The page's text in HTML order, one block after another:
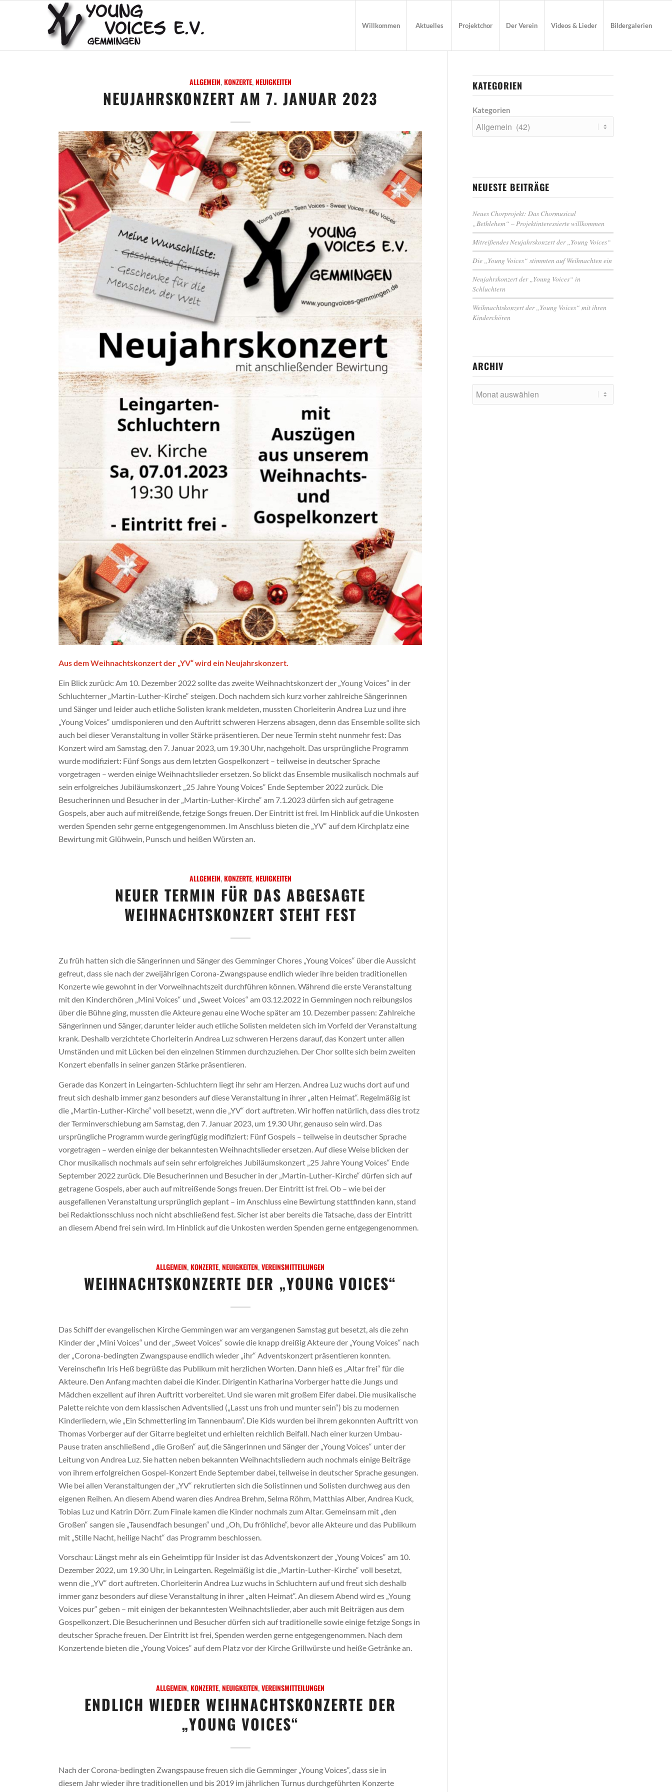
Willkommen Aktuelles Projektchor Der Verein Videos & Lieder Bildergalerien
ALLGEMEIN,KONZERTE,NEUIGKEITEN
NEUJAHRSKONZERT AM 7. JANUAR 2023
Aus dem Weihnachtskonzert der „YV“ wird ein Neujahrskonzert.
Ein Blick zurück: Am 10. Dezember 2022 sollte das zweite Weihnachtskonzert der „Young Voices“ in der
Schluchterner „Martin-Luther-Kirche“ steigen. Doch nachdem sich kurz vorher zahlreiche Sängerinnen
und Sänger und leider auch etliche Solisten krank meldeten, mussten Chorleiterin Andrea Luz und ihre
„Young Voices“ umdisponieren und den Auftritt schweren Herzens absagen, denn das Ensemble sollte sich
auch bei dieser Veranstaltung in voller Stärke präsentieren. Der neue Termin steht nunmehr fest: Das
Konzert wird am Samstag, den 7. Januar 2023, um 19.30 Uhr, nachgeholt. Das ursprüngliche Programm
wurde modifiziert: Fünf Songs aus dem letzten Gospelkonzert – teilweise in deutscher Sprache
vorgetragen – werden einige Weihnachtslieder ersetzen. So blickt das Ensemble musikalisch nochmals auf
sein erfolgreiches Jubiläumskonzert „25 Jahre Young Voices“ Ende September 2022 zurück. Die
Besucherinnen und Besucher in der „Martin-Luther-Kirche“ am 7.1.2023 dürfen sich auf getragene
Gospels, aber auch auf mitreißende, fetzige Songs freuen. Der Eintritt ist frei. Im Hinblick auf die Unkosten
werden Spenden sehr gerne entgegengenommen. Im Anschluss bieten die „YV“ auf dem Kirchplatz eine
Bewirtung mit Glühwein, Punsch und heißen Würsten an.
ALLGEMEIN,KONZERTE,NEUIGKEITEN
NEUER TERMIN FÜR DAS ABGESAGTE
WEIHNACHTSKONZERT STEHT FEST
Zu früh hatten sich die Sängerinnen und Sänger des Gemminger Chores „Young Voices“ über die Aussicht
gefreut, dass sie nach der zweijährigen Corona-Zwangspause endlich wieder ihre beiden traditionellen
Konzerte wie gewohnt in der Vorweihnachtszeit durchführen können. Während die erste Veranstaltung
mit den Kinderchören „Mini Voices“ und „Sweet Voices“ am 03.12.2022 in Gemmingen noch reibungslos
über die Bühne ging, mussten die Akteure genau eine Woche später am 10. Dezember passen: Zahlreiche
Sängerinnen und Sänger, darunter leider auch etliche Solisten meldeten sich im Vorfeld der Veranstaltung
krank. Deshalb verzichtete Chorleiterin Andrea Luz schweren Herzens darauf, das Konzert unter allen
Umständen und mit Lücken bei den einzelnen Stimmen durchzuziehen. Der Chor sollte sich beim zweiten
Konzert ebenfalls in seiner ganzen Stärke präsentieren.
Gerade das Konzert in Leingarten-Schluchtern liegt ihr sehr am Herzen. Andrea Luz wuchs dort auf und
freut sich deshalb immer ganz besonders auf diese Veranstaltung in ihrer „alten Heimat“. Regelmäßig ist
die „Martin-Luther-Kirche“ voll besetzt, wenn die „YV“ dort auftreten. Wir hoffen natürlich, dass dies trotz
der Terminverschiebung am Samstag, den 7. Januar 2023, um 19.30 Uhr, genauso sein wird. Das
ursprüngliche Programm wurde geringfügig modifiziert: Fünf Gospels – teilweise in deutscher Sprache
vorgetragen – werden einige der bekanntesten Weihnachtslieder ersetzen. Auf diese Weise blicken der
Chor musikalisch nochmals auf sein sehr erfolgreiches Jubiläumskonzert „25 Jahre Young Voices“ Ende
September 2022 zurück. Die Besucherinnen und Besucher in der „Martin-Luther-Kirche“ dürfen sich auf
getragene Gospels, aber auch auf mitreißende Songs freuen. Der Eintritt ist frei. Ob – wie bei der
ausgefallenen Veranstaltung ursprünglich geplant – im Anschluss eine Bewirtung stattfinden kann, stand
bei Redaktionsschluss noch nicht abschließend fest. Sicher ist aber bereits die Tatsache, dass der Eintritt
an diesem Abend frei sein wird. Im Hinblick auf die Unkosten werden Spenden gerne entgegengenommen.
ALLGEMEIN,KONZERTE,NEUIGKEITEN,VEREINSMITTEILUNGEN
WEIHNACHTSKONZERTE DER „YOUNG VOICES“
Das Schiff der evangelischen Kirche Gemmingen war am vergangenen Samstag gut besetzt, als die zehn
Kinder der „Mini Voices“ und der „Sweet Voices“ sowie die knapp dreißig Akteure der „Young Voices“ nach
der „Corona-bedingten Zwangspause endlich wieder „ihr“ Adventskonzert präsentieren konnten.
Vereinschefin Iris Heß begrüßte das Publikum mit herzlichen Worten. Dann hieß es „Altar frei“ für die
Akteure. Den Anfang machten dabei die Kinder. Dirigentin Katharina Vorberger hatte die Jungs und
Mädchen exzellent auf ihren Auftritt vorbereitet. Und sie waren mit großem Eifer dabei. Die musikalische
Palette reichte von dem klassischen Adventslied („Lasst uns froh und munter sein“) bis zu modernen
Kinderliedern, wie „Ein Schmetterling im Tannenbaum“. Die Kids wurden bei ihrem gekonnten Auftritt von
Thomas Vorberger auf der Gitarre begleitet und erhielten reichlich Beifall. Nach einer kurzen Umbau-
Pause traten anschließend „die Großen“ auf, die Sängerinnen und Sänger der „Young Voices“ unter der
Leitung von Andrea Luz. Sie hatten neben bekannten Weihnachtsliedern auch nochmals einige Beiträge
von ihrem erfolgreichen Gospel-Konzert Ende September dabei, teilweise in deutscher Sprache gesungen.
Wie bei allen Veranstaltungen der „YV“ rekrutierten sich die Solistinnen und Solisten durchweg aus den
eigenen Reihen. An diesem Abend waren dies Andrea Brehm, Selma Röhm, Matthias Alber, Andrea Kuck,
Tobias Luz und Katrin Dörr. Zum Finale kamen die Kinder nochmals zum Altar. Gemeinsam mit „den
Großen“ sangen sie „Tausendfach besungen“ und „Oh, Du fröhliche“, bevor alle Akteure und das Publikum
mit „Stille Nacht, heilige Nacht“ das Programm beschlossen.
Vorschau: Längst mehr als ein Geheimtipp für Insider ist das Adventskonzert der „Young Voices“ am 10.
Dezember 2022, um 19.30 Uhr, in Leingarten. Regelmäßig ist die „Martin-Luther-Kirche“ voll besetzt,
wenn die „YV“ dort auftreten. Chorleiterin Andrea Luz wuchs in Schluchtern auf und freut sich deshalb
immer ganz besonders auf diese Veranstaltung in ihrer „alten Heimat“. An diesem Abend wird es „Young
Voices pur“ geben – mit einigen der bekanntesten Weihnachtslieder, aber auch mit Beiträgen aus dem
Gospelkonzert. Die Besucherinnen und Besucher dürfen sich auf traditionelle sowie einige fetzige Songs in
deutscher Sprache freuen. Der Eintritt ist frei, Spenden werden gerne entgegengenommen. Nach dem
Konzertende bieten die „Young Voices“ auf dem Platz vor der Kirche Grillwürste und heiße Getränke an.
ALLGEMEIN,KONZERTE,NEUIGKEITEN,VEREINSMITTEILUNGEN
ENDLICH WIEDER WEIHNACHTSKONZERTE DER
„YOUNG VOICES“
Nach der Corona-bedingten Zwangspause freuen sich die Gemminger „Young Voices“, dass sie in
diesem Jahr wieder ihre traditionellen und bis 2019 im jährlichen Turnus durchgeführten Konzerte
KATEGORIEN
Kategorien
NEUESTE BEITRÄGE
Neues Chorprojekt: Das Chormusical
„Bethlehem“ – Projektinteressierte willkommen
Mitreißendes Neujahrskonzert der „Young Voices“
Die „Young Voices“ stimmten auf Weihnachten ein
Neujahrskonzert der „Young Voices“ in
Schluchtern
Weihnachtskonzert der „Young Voices“ mit ihren
Kinderchören
ARCHIV